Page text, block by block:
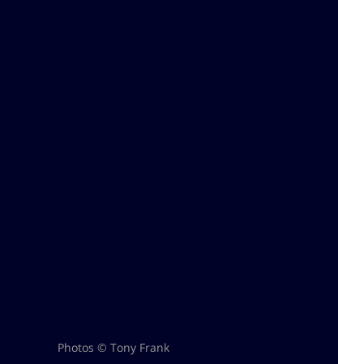
Photos © Tony Frank